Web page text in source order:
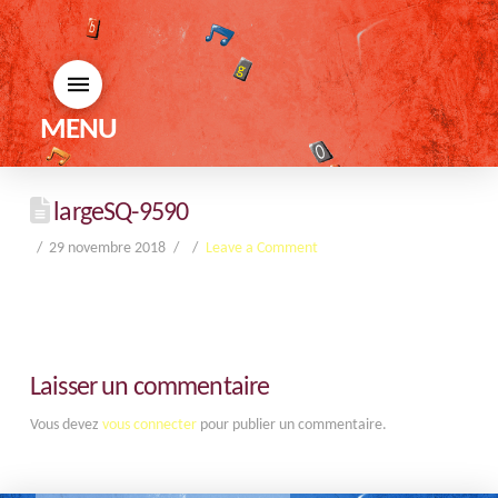
MENU
largeSQ-9590
29 novembre 2018 Leave a Comment
Laisser un commentaire
Vous devez vous connecterpour publier un commentaire.